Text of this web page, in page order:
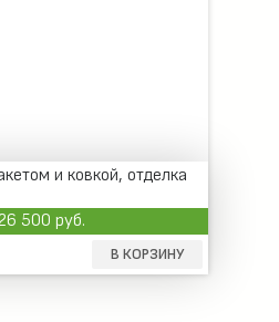
и ковкой, отделка
500 руб.
В КОРЗИНУ